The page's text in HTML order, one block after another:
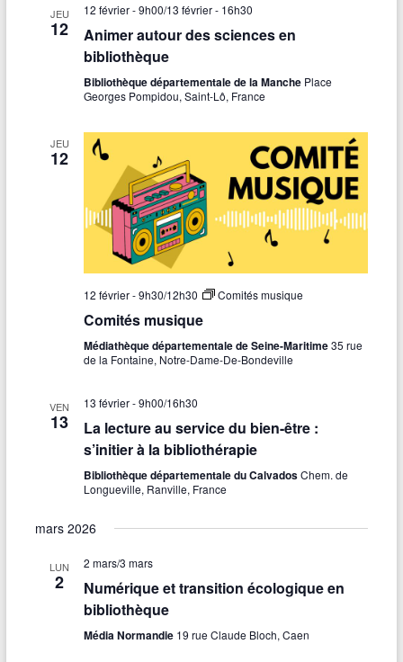
JEU
12
12 février - 9h00/13 février - 16h30
Animer autour des sciences en
bibliothèque
Bibliothèque départementale de la Manche Place
Georges Pompidou, Saint-Lô, France
JEU
12
12 février - 9h30/12h30 Comités musique
Comités musique
Médiathèque départementale de Seine-Maritime35 rue
de la Fontaine, Notre-Dame-De-Bondeville
VEN
13
13 février - 9h00/16h30
La lecture au service du bien-être :
s’initier à la bibliothérapie
Bibliothèque départementale du CalvadosChem. de
Longueville, Ranville, France
mars 2026
LUN
2
2 mars/3 mars
Numérique et transition écologique en
bibliothèque
Média Normandie 19 rue Claude Bloch, Caen